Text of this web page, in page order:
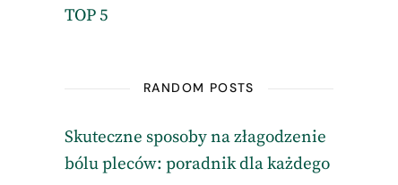
TOP 5
RANDOM POSTS
Skuteczne sposoby na złagodzenie
bólu pleców: poradnik dla każdego